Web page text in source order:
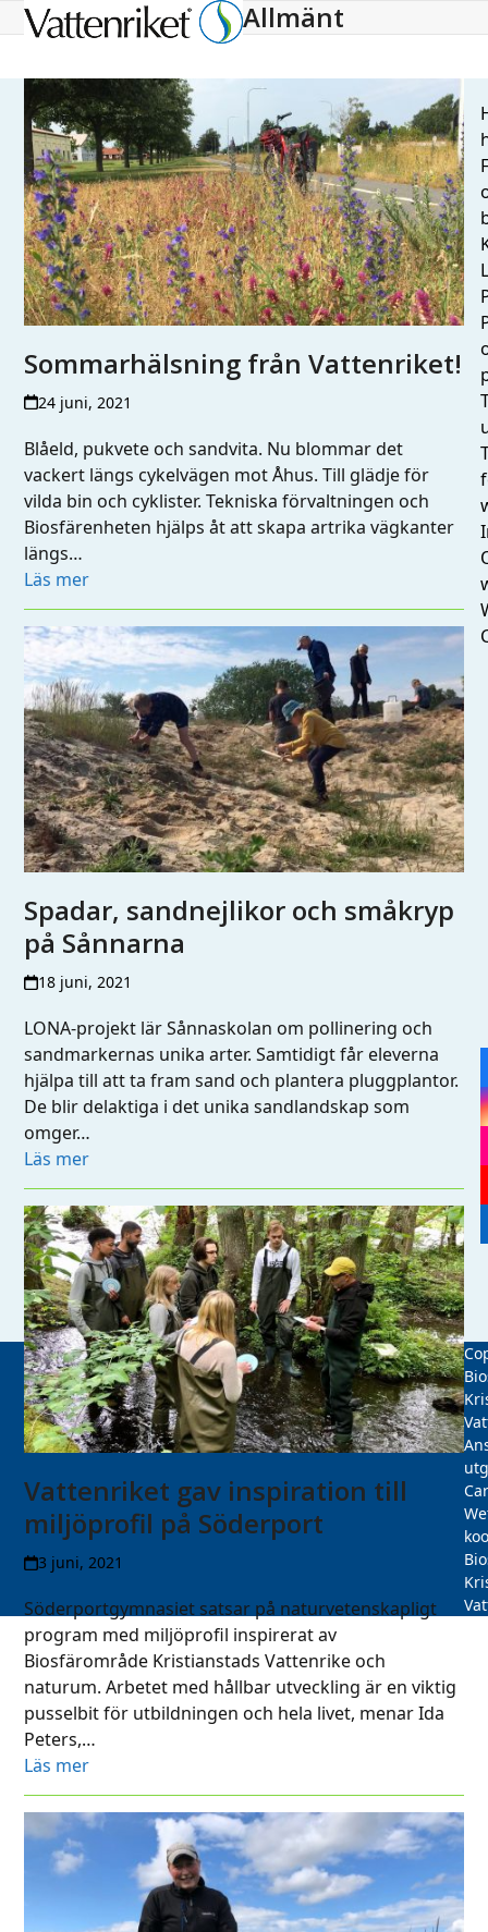
Open
menu
Close
menu
Allmänt
Sommarhälsning från Vattenriket!
24 juni, 2021
Blåeld, pukvete och sandvita. Nu blommar det
vackert längs cykelvägen mot Åhus. Till glädje för
vilda bin och cyklister. Tekniska förvaltningen och
Biosfärenheten hjälps åt att skapa artrika vägkanter
längs…
Läs mer
Spadar, sandnejlikor och småkryp
på Sånnarna
18 juni, 2021
LONA-projekt lär Sånnaskolan om pollinering och
sandmarkernas unika arter. Samtidigt får eleverna
hjälpa till att ta fram sand och plantera pluggplantor.
De blir delaktiga i det unika sandlandskap som
omger…
Läs mer
Vattenriket gav inspiration till
miljöprofil på Söderport
3 juni, 2021
Söderportgymnasiet satsar på naturvetenskapligt
program med miljöprofil inspirerat av
Biosfärområde Kristianstads Vattenrike och
naturum. Arbetet med hållbar utveckling är en viktig
pusselbit för utbildningen och hela livet, menar Ida
Peters,…
Läs mer